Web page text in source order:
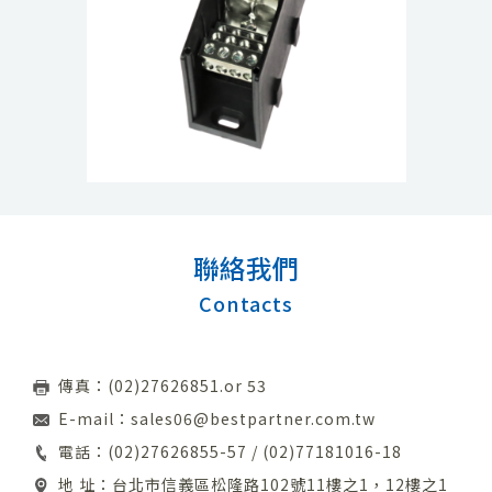
聯絡我們
Contacts
傳真：(02)27626851.or 53
E-mail： sales06@bestpartner.com.tw
電話： (02)27626855-57 / (02)77181016-18
地 址：台北市信義區松隆路102號11樓之1，12樓之1